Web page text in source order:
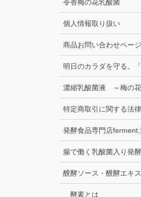
令香梅の花乳酸菌
個人情報取り扱い
商品お問い合わせページ
明日のカラダを守る。
濃縮乳酸菌液 ～梅の花
特定商取引に関する法
発酵食品専門店
腸で働く乳酸菌入り発
醗酵ソース・醗酵エキ
酵素とは